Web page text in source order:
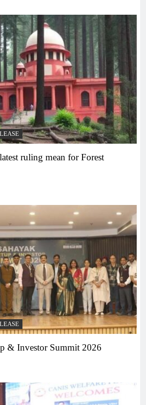
ruling mean for Forest
& Investor Summit 2026